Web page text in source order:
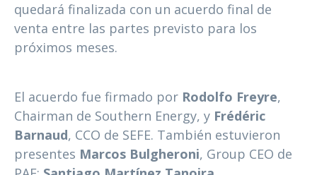
quedará finalizada con un acuerdo final de
venta entre las partes previsto para los
próximos meses.
El acuerdo fue firmado por Rodolfo Freyre,
Chairman de Southern Energy, y Frédéric
Barnaud, CCO de SEFE. También estuvieron
presentes Marcos Bulgheroni, Group CEO de